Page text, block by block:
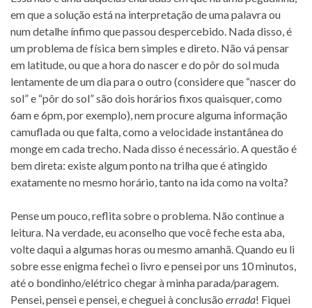
em que a solução está na interpretação de uma palavra ou
num detalhe ínfimo que passou despercebido. Nada disso, é
um problema de física bem simples e direto. Não vá pensar
em latitude, ou que a hora do nascer e do pôr do sol muda
lentamente de um dia para o outro (considere que “nascer do
sol” e “pôr do sol” são dois horários fixos quaisquer, como
6am e 6pm, por exemplo), nem procure alguma informação
camuflada ou que falta, como a velocidade instantânea do
monge em cada trecho. Nada disso é necessário. A questão é
bem direta: existe algum ponto na trilha que é atingido
exatamente no mesmo horário, tanto na ida como na volta?
Pense um pouco, reflita sobre o problema. Não continue a
leitura. Na verdade, eu aconselho que você feche esta aba,
volte daqui a algumas horas ou mesmo amanhã. Quando eu li
sobre esse enigma fechei o livro e pensei por uns 10 minutos,
até o bondinho/elétrico chegar à minha parada/paragem.
Pensei, pensei e pensei, e cheguei à conclusão errada! Fiquei